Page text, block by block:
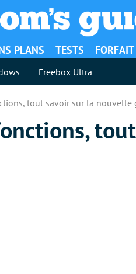
PLANS TESTS
Freebox Ultra
tout savoir sur la nouvelle